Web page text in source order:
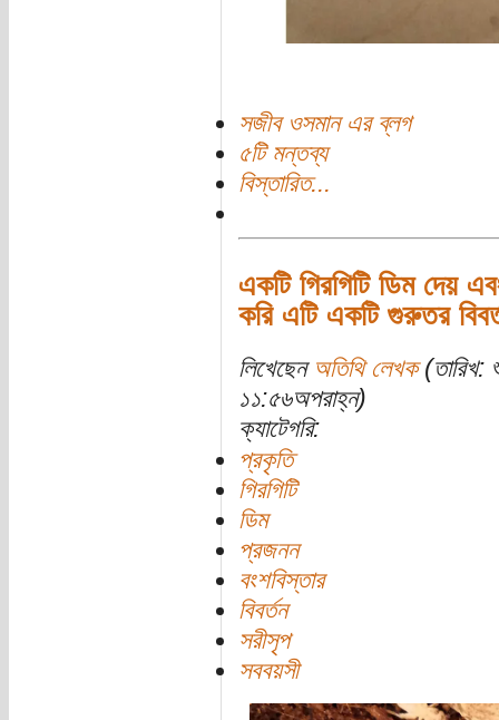
সজীব ওসমান এর ব্লগ
৫টি মন্তব্য
বিস্তারিত...
একটি গিরগিটি ডিম দেয়
করি এটি একটি গুরুতর
লিখেছেন অতিথি লেখক(তারিখ:
১১:৫৬অপরাহ্ন)
ক্যাটেগরি:
প্রকৃতি
গিরগিটি
ডিম
প্রজনন
বংশবিস্তার
বিবর্তন
সরীসৃপ
সববয়সী